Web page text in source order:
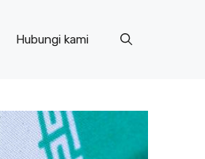
Hubungi kami